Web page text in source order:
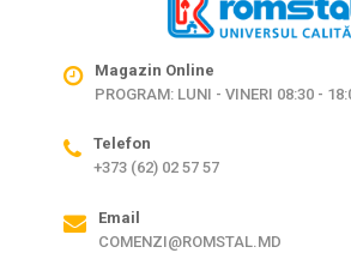
Magazin Online
PROGRAM: LUNI - VINERI 08:30 -
Telefon
+373 (62) 02 57 57
Email
COMENZI@ROMSTAL.MD